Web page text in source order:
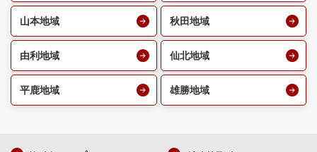
山本地域 秋田地域
由利地域 仙北地域
平鹿地域 雄勝地域